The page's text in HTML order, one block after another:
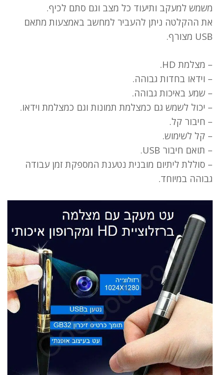
משמש למעקב ותיעוד כל מצב וגם סתם לכיף.
את ההקלטה ניתן להעביר למחשב באמצעות מתאם
USB מצורף.
– מצלמת HD.
– וידאו בחדות גבוהה.
– שמע באיכות גבוהה.
– יכול לשמש גם כמצלמת תמונות וגם כמצלמת וידאו.
– חיבור קל.
– קל לשימוש.
– תואם חיבור USB.
– סוללת ליתיום מובנית נטענת המספקת זמן עבודה
גבוהה במיוחד.